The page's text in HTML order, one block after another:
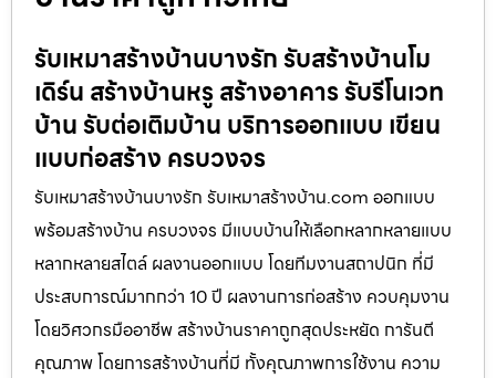
รับเหมาสร้างบ้านบางรัก รับสร้างบ้านโม
เดิร์น สร้างบ้านหรู สร้างอาคาร รับรีโนเวท
บ้าน รับต่อเติมบ้าน บริการออกแบบ เขียน
แบบก่อสร้าง ครบวงจร
รับเหมาสร้างบ้านบางรัก รับเหมาสร้างบ้าน.com ออกแบบ
พร้อมสร้างบ้าน ครบวงจร มีแบบบ้านให้เลือกหลากหลายแบบ
หลากหลายสไตล์ ผลงานออกแบบ โดยทีมงานสถาปนิก ที่มี
ประสบการณ์มากกว่า 10 ปี ผลงานการก่อสร้าง ควบคุมงาน
โดยวิศวกรมืออาชีพ สร้างบ้านราคาถูกสุดประหยัด การันตี
คุณภาพ โดยการสร้างบ้านที่มี ทั้งคุณภาพการใช้งาน ความ